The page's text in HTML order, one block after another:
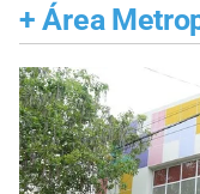
+ Área